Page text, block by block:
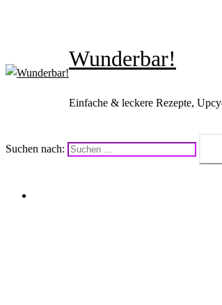
Wunderbar!
Einfache & leckere Rezepte,
Suchen nach: